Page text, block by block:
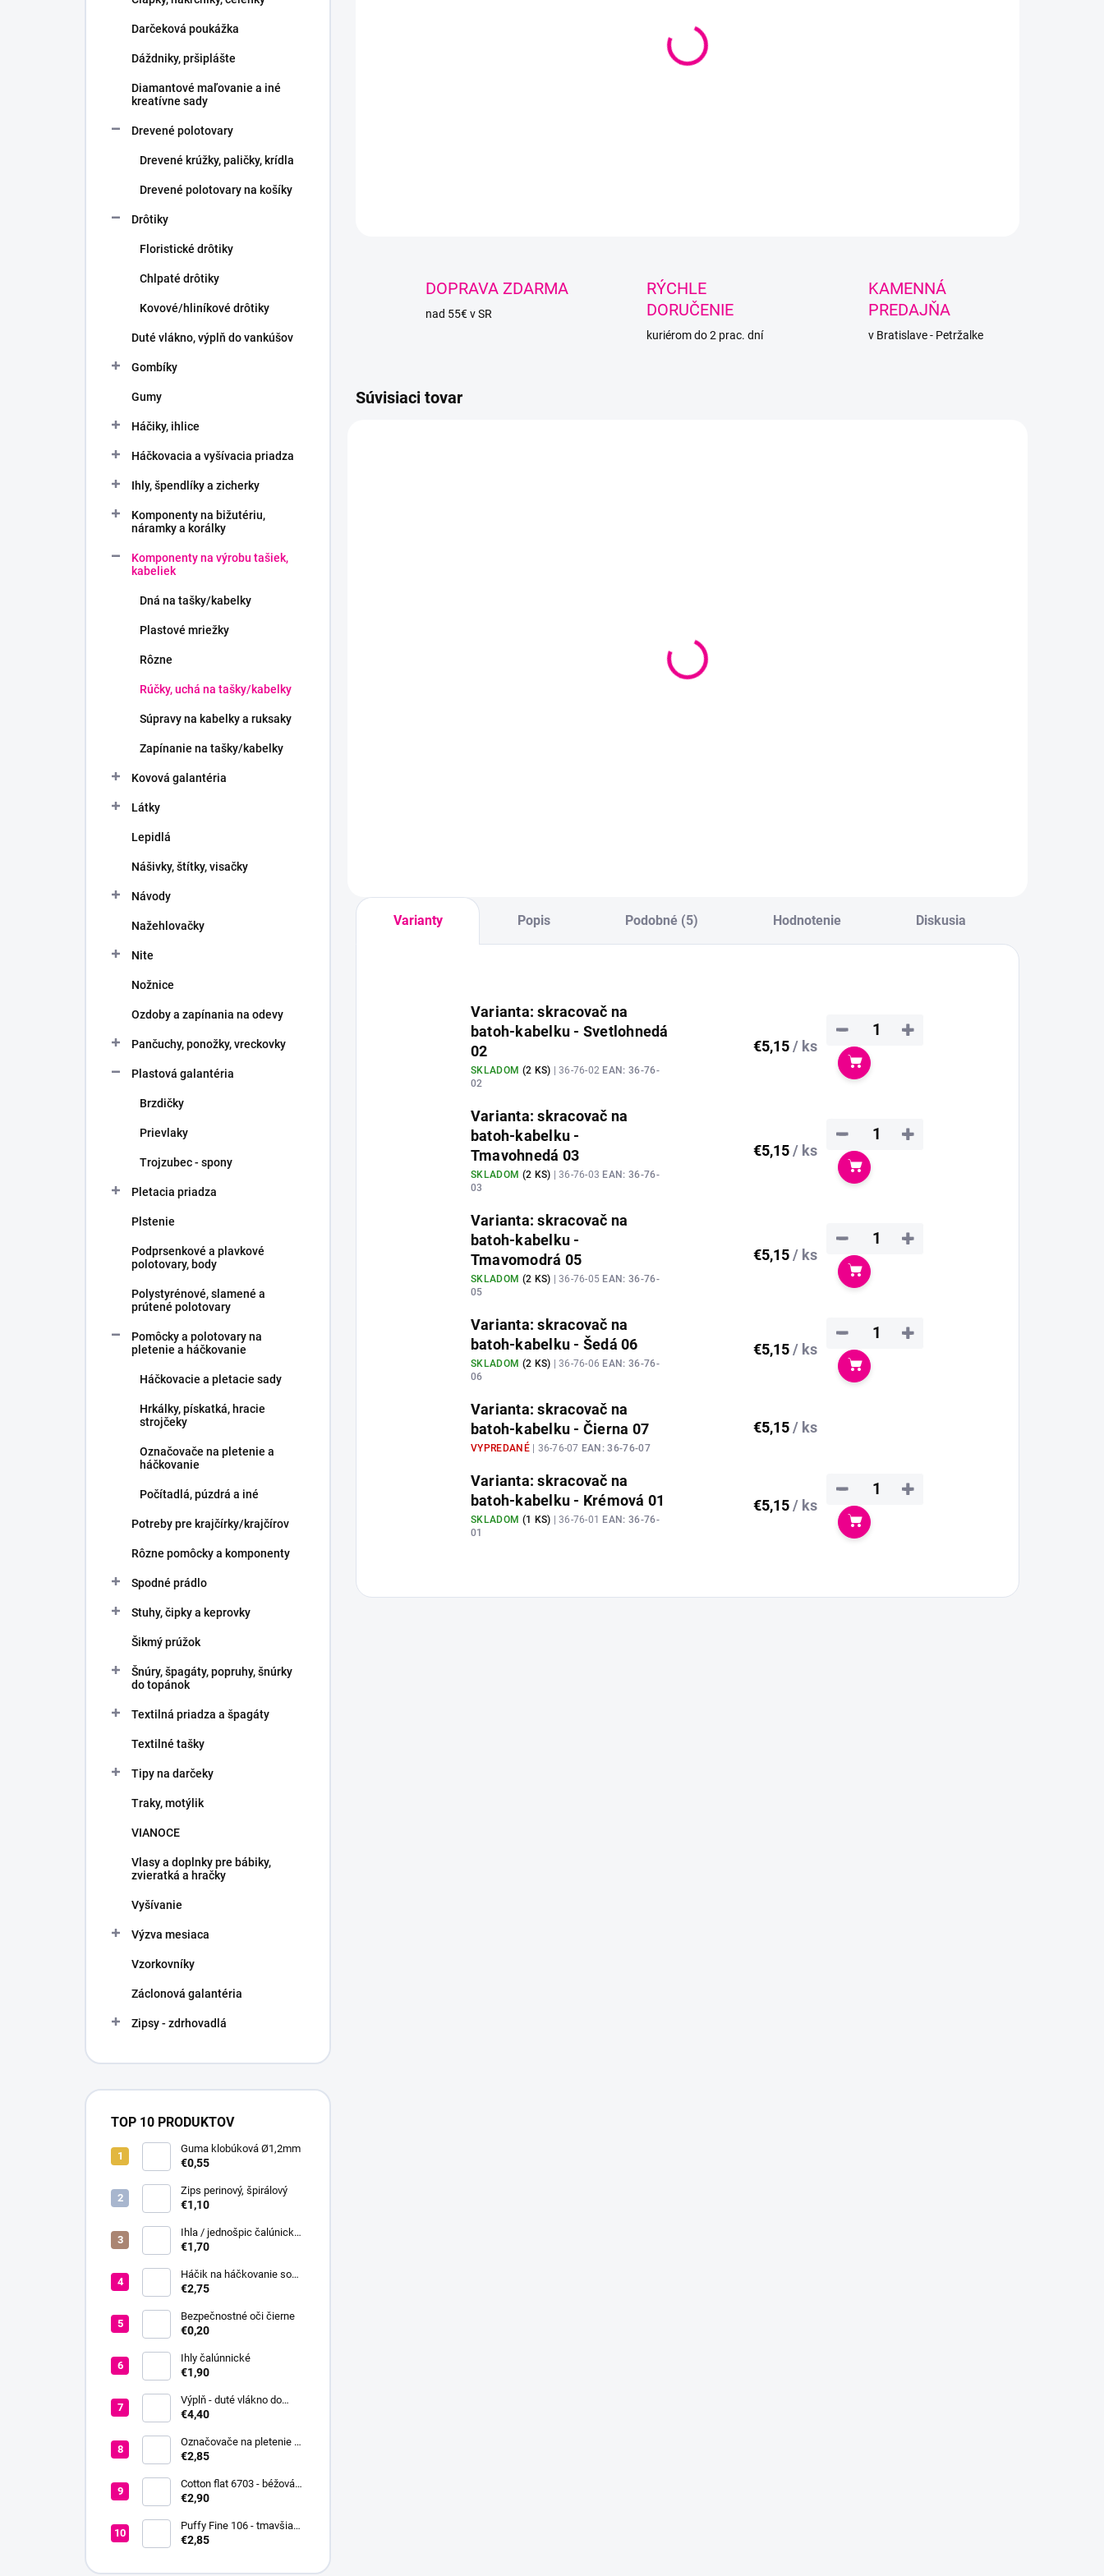
Darčeková poukážka
Dáždniky, pršiplášte
Diamantové maľovanie a iné
kreatívne sady
Drevené polotovary
Drevené krúžky, paličky, krídla
Drevené polotovary na košíky
Drôtiky
Floristické drôtiky
Chlpaté drôtiky
Kovové/hliníkové drôtiky
Duté vlákno, výplň do vankúšov
Gombíky
Gumy
Háčiky, ihlice
Háčkovacia a vyšívacia priadza
Ihly, špendlíky a zicherky
Komponenty na bižutériu,
náramky a korálky
Komponenty na výrobu tašiek,
kabeliek
Dná na tašky/kabelky
Plastové mriežky
Rôzne
Rúčky, uchá na tašky/kabelky
Súpravy na kabelky a ruksaky
Zapínanie na tašky/kabelky
Kovová galantéria
Látky
Lepidlá
Nášivky, štítky, visačky
Návody
Nažehlovačky
Nite
Nožnice
Ozdoby a zapínania na odevy
Pančuchy, ponožky, vreckovky
Plastová galantéria
Brzdičky
Prievlaky
Trojzubec - spony
Pletacia priadza
Plstenie
Podprsenkové a plavkové
polotovary, body
Polystyrénové, slamené a
prútené polotovary
Pomôcky a polotovary na
pletenie a háčkovanie
Háčkovacie a pletacie sady
Hrkálky, pískatká, hracie
strojčeky
Označovače na pletenie a
háčkovanie
Počítadlá, púzdrá a iné
Potreby pre krajčírky/krajčírov
Rôzne pomôcky a komponenty
Spodné prádlo
Stuhy, čipky a keprovky
Šikmý prúžok
Šnúry, špagáty, popruhy, šnúrky
do topánok
Textilná priadza a špagáty
Textilné tašky
Tipy na darčeky
Traky, motýlik
VIANOCE
Vlasy a doplnky pre bábiky,
zvieratká a hračky
Vyšívanie
Výzva mesiaca
Vzorkovníky
Záclonová galantéria
Zipsy - zdrhovadlá
TOP 10 PRODUKTOV
Guma klobúková Ø1,2mm
€0,55
Zips perinový, špirálový
€1,10
Ihla / jednošpic čalúnická
20 cm
€1,70
Háčik na háčkovanie so
silikónovou rukoväťou veľ.
€2,75
Bezpečnostné oči čierne
€0,20
Ihly čalúnnické
€1,90
Výplň - duté vlákno do
hračiek a vankúšov
€4,40
Označovače na pletenie a
háčkovanie + koncovka +
€2,85
Cotton flat 6703 - béžová
svetlá
€2,90
Puffy Fine 106 - tmavšia
červená
€2,85
DOPRAVA ZDARMA
nad 55€ v SR
RÝCHLE
DORUČENIE
kuriérom do 2 prac. dní
KAMENNÁ
PREDAJŇA
v Bratislave - Petržalke
Súvisiaci tovar
Varianty Popis Podobné (5) Hodnotenie Diskusia
Varianta: skracovač na
batoh-kabelku - Svetlohnedá
02
SKLADOM (2 KS) | 36-76-02 EAN: 36-76-
02
€5,15/ ks
+
−
Do košíka
Varianta: skracovač na
batoh-kabelku -
Tmavohnedá 03
SKLADOM (2 KS) | 36-76-03 EAN: 36-76-
03
€5,15/ ks
+
−
Do košíka
Varianta: skracovač na
batoh-kabelku -
Tmavomodrá 05
SKLADOM (2 KS) | 36-76-05 EAN: 36-76-
05
€5,15/ ks
+
−
Do košíka
Varianta: skracovač na
batoh-kabelku - Šedá 06
SKLADOM (2 KS) | 36-76-06 EAN: 36-76-
06
€5,15/ ks
+
−
Do košíka
Varianta: skracovač na
batoh-kabelku - Čierna 07
VYPREDANÉ | 36-76-07 EAN: 36-76-07
€5,15/ ks
Varianta: skracovač na
batoh-kabelku - Krémová 01
SKLADOM (1 KS) | 36-76-01 EAN: 36-76-
01
€5,15/ ks
+
−
Do košíka